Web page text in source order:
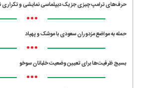
حرف‌های ترامپ چیزی جز یک دیپلماسی نمایشی و
•••
حمله به مواضع مزدوران سعودی با موشک و پهپاد
•••
بسیج ظرفیت‌ها برای تعیین وضعیت خلبانان سوخو
•••